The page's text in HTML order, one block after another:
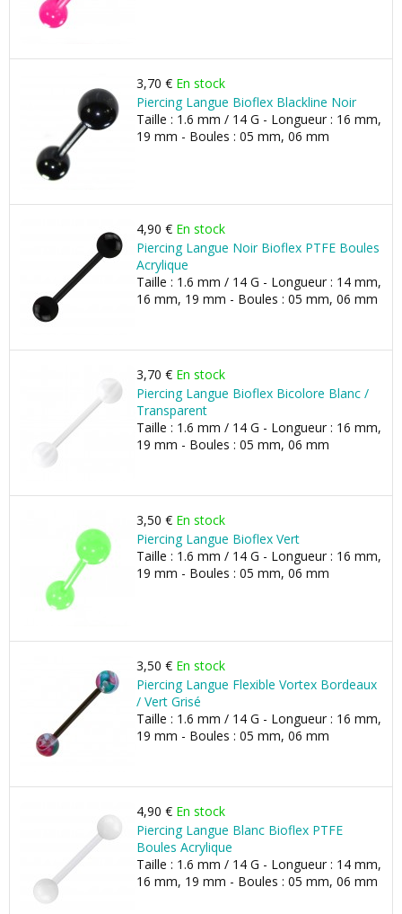
3,70 € En stock
Piercing Langue Bioflex Blackline Noir
Taille : 1.6 mm / 14 G - Longueur : 16 mm,
19 mm - Boules : 05 mm, 06 mm
4,90 € En stock
Piercing Langue Noir Bioflex PTFE Boules
Acrylique
Taille : 1.6 mm / 14 G - Longueur : 14 mm,
16 mm, 19 mm - Boules : 05 mm, 06 mm
3,70 € En stock
Piercing Langue Bioflex Bicolore Blanc /
Transparent
Taille : 1.6 mm / 14 G - Longueur : 16 mm,
19 mm - Boules : 05 mm, 06 mm
3,50 € En stock
Piercing Langue Bioflex Vert
Taille : 1.6 mm / 14 G - Longueur : 16 mm,
19 mm - Boules : 05 mm, 06 mm
3,50 € En stock
Piercing Langue Flexible Vortex Bordeaux
/ Vert Grisé
Taille : 1.6 mm / 14 G - Longueur : 16 mm,
19 mm - Boules : 05 mm, 06 mm
4,90 € En stock
Piercing Langue Blanc Bioflex PTFE
Boules Acrylique
Taille : 1.6 mm / 14 G - Longueur : 14 mm,
16 mm, 19 mm - Boules : 05 mm, 06 mm